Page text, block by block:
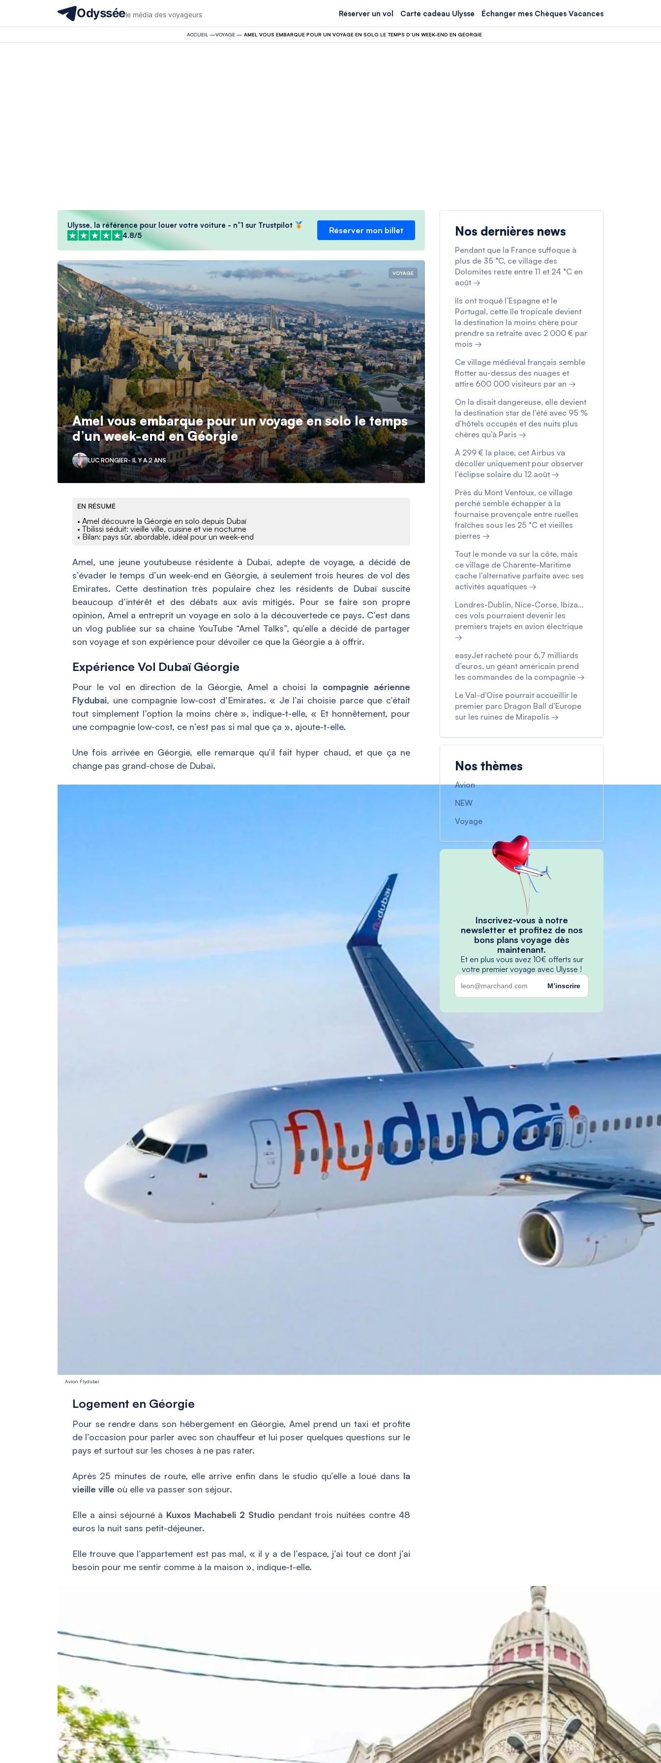
Odysséele média des voyageurs Réserver un vol Carte cadeau Ulysse Échanger mes Chèques Vacances
ACCUEIL —VOYAGE— AMEL VOUS EMBARQUE POUR UN VOYAGE EN SOLO LE TEMPS D’UN WEEK-END EN GÉORGIE
Ulysse, la référence pour louer votre voiture - n°1 sur Trustpilot
4.8/5
Réserver mon billet
VOYAGE
Amel vous embarque pour un voyage en solo le temps
d’un week-end en Géorgie
LUC RONGIER- IL Y A 2 ANS
EN RÉSUMÉ
• Amel découvre la Géorgie en solo depuis Dubaï
• Tbilissi séduit: vieille ville, cuisine et vie nocturne
• Bilan: pays sûr, abordable, idéal pour un week-end
Amel, une jeune youtubeuse résidente à Dubaï, adepte de voyage, a décidé de
s’évader le temps d’un week-end en Géorgie, à seulement trois heures de vol des
Emirates. Cette destination très populaire chez les résidents de Dubaï suscite
beaucoup d’intérêt et des débats aux avis mitigés. Pour se faire son propre
opinion, Amel a entreprit un voyage en solo à la découvertede ce pays. C’est dans
un vlog publiée sur sa chaine YouTube “Amel Talks”, qu’elle a décidé de partager
son voyage et son expérience pour dévoiler ce que la Géorgie a à offrir.
Expérience Vol Dubaï Géorgie
Pour le vol en direction de la Géorgie, Amel a choisi la compagnie aérienne
Flydubai, une compagnie low-cost d’Emirates. « Je l’ai choisie parce que c’était
tout simplement l’option la moins chère», indique-t-elle, « Et honnêtement, pour
une compagnie low-cost, ce n’est pas si mal que ça », ajoute-t-elle.
Une fois arrivée en Géorgie, elle remarque qu’il fait hyper chaud, et que ça ne
change pas grand-chose de Dubaï.
Avion Flydubaï
Logement en Géorgie
Pour se rendre dans son hébergement en Géorgie, Amel prend un taxi et profite
de l’occasion pour parler avec son chauffeur et lui poser quelques questions sur le
pays et surtout sur les choses à ne pas rater.
Après 25 minutes de route, elle arrive enfin dans le studio qu’elle a loué dans la
vieille ville où elle va passer son séjour.
Elle a ainsi séjourné à Kuxos Machabeli 2 Studiopendant trois nuitées contre 48
euros la nuit sans petit-déjeuner.
Elle trouve que l’appartement est pas mal, « il y a de l’espace, j’ai tout ce dont j’ai
besoin pour me sentir comme à la maison », indique-t-elle.
Nos dernières news
Pendant que la France suffoque à
plus de 35 °C, ce village des
Dolomites reste entre 11 et 24 °C en
août →
Ils ont troqué l’Espagne et le
Portugal, cette île tropicale devient
la destination la moins chère pour
prendre sa retraite avec 2 000 € par
mois →
Ce village médiéval français semble
flotter au-dessus des nuages et
attire 600 000 visiteurs par an →
On la disait dangereuse, elle devient
la destination star de l’été avec 95 %
d’hôtels occupés et des nuits plus
chères qu’à Paris →
À 299 € la place, cet Airbus va
décoller uniquement pour observer
l’éclipse solaire du 12 août →
Près du Mont Ventoux, ce village
perché semble échapper à la
fournaise provençale entre ruelles
fraîches sous les 25 °C et vieilles
pierres →
Tout le monde va sur la côte, mais
ce village de Charente-Maritime
cache l’alternative parfaite avec ses
activités aquatiques →
Londres-Dublin, Nice-Corse, Ibiza…
ces vols pourraient devenir les
premiers trajets en avion électrique
→
easyJet racheté pour 6,7 milliards
d’euros, un géant américain prend
les commandes de la compagnie →
Le Val-d’Oise pourrait accueillir le
premier parc Dragon Ball d’Europe
sur les ruines de Mirapolis →
Nos thèmes
Avion
NEW
Voyage
Inscrivez-vous à notre
newsletter et profitez de nos
bons plans voyage dès
maintenant.
Et en plus vous avez 10€ offerts sur
votre premier voyage avec Ulysse !
M’inscrire